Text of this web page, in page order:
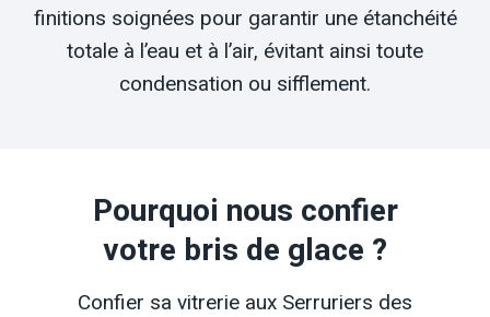
finitions soignées pour garantir une étanchéité
totale à l’eau et à l’air, évitant ainsi toute
condensation ou sifflement.
Pourquoi nous confier
votre bris de glace ?
Confier sa vitrerie aux Serruriers des